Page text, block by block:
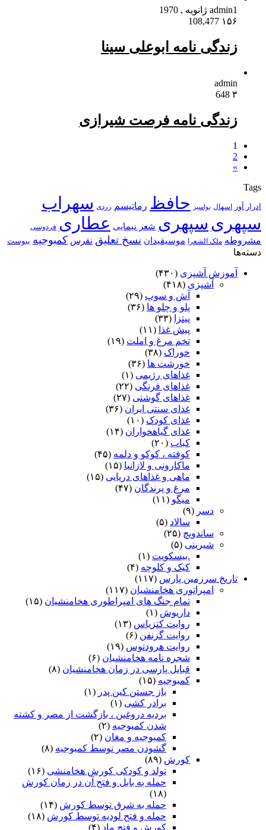
admin1 ژانویه , 1970
۱۵۶
زندگی نامه ابوعلی سینا
admin
۳
زندگی نامه فرصت شیرازی
1
2
»
Tags
ادرار آور اسهال بواسیر حافظ رماتیسم زردی سهراب
سپهری سپهری شعر نیمایی عطاری فردوسی
مشروطه ملک الشعرا موسیقیدان نسخ تعلیق نقرس کمبوجیه یبوست
دسته‌ها
آموزش آشپزی (۴۳۰)
آشپزی (۴۱۸)
آش و سوپ (۲۹)
پلو و چلو ها (۳۶)
پیتزا
(۳۳)
پیش غذا (۱۱)
تخم مرغ و املت (۱۹)
خوراک (۳۸)
خورشت ها (۳۶)
غذاهای رژیمی (۱)
غذاهای فرنگی (۲۲)
غذاهای گوشتی (۲۷)
غذای سنتی ایران (۳۶)
غذای کودک (۱۰)
غذای گیاهخواران (۱۴)
کباب (۲۰)
کوفته ، کوکو و دلمه (۴۵)
ماکارونی و لازانیا (۱۵)
ماهی و غذاهای دریایی (۱۵)
مرغ و پرندگان (۴۷)
میگو (۱۱)
دسر (۹)
سالاد (۵)
ساندویچ (۲۵)
شیرینی (۵)
.بیسکویت (۱)
کیک و کلوچه (۴)
تاریخ سرزمین پارس (۱۱۷)
امپراتوری هخامنشیان (۱۱۷)
تمام جنگ های امپراطوری هخامنشیان (۱۵)
داریوش (۱)
روایت کتزیاس (۱۳)
روایت گزنفن (۶)
روایت هرودتوس (۱۹)
شجره نامه هخامنشیان (۶)
قبایل پارسی در زمان هخامنشیان (۸)
کمبوجیه (۱۵)
باز جستن کین پدر (۱)
برادر کشی (۱)
بردیه دروغین ، بازگشت از مصر و کشته
شدن کمبوجیه (۲)
کمبوجیه و مغان (۲)
گشودن مصر توسط کمبوجیه (۸)
کورش (۸۹)
تولد و کودکی کورش هخامنشی (۱۶)
حمله به بابل و فتح آن در زمان کورش
(۱۸)
حمله به شرق توسط کورش (۱۴)
حمله و فتح لودیه توسط کورش (۱۸)
کورش و فتح ماد (۴)